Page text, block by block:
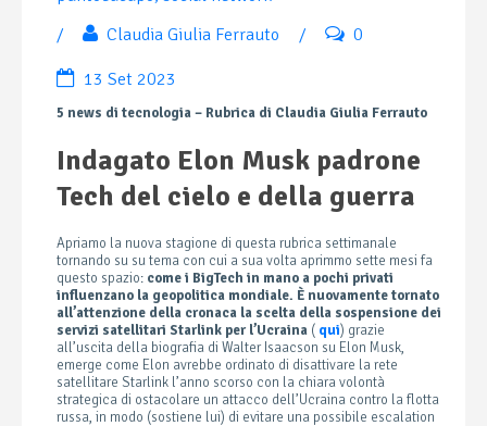
/
Claudia Giulia Ferrauto / 0
13 Set 2023
5 news di tecnologia – Rubrica di Claudia Giulia Ferrauto
Indagato Elon Musk padrone
Tech del cielo e della guerra
Apriamo la nuova stagione di questa rubrica settimanale
tornando su su tema con cui a sua volta aprimmo sette mesi fa
questo spazio: come i BigTech in mano a pochi privati
influenzano la geopolitica mondiale. È nuovamente tornato
all’attenzione della cronaca la scelta della sospensione dei
servizi satellitari Starlink per l’Ucraina ( qui) grazie
all’uscita della biografia di Walter Isaacson su Elon Musk,
emerge come Elon avrebbe ordinato di disattivare la rete
satellitare Starlink l’anno scorso con la chiara volontà
strategica di ostacolare un attacco dell’Ucraina contro la flotta
russa, in modo (sostiene lui) di evitare una possibile escalation